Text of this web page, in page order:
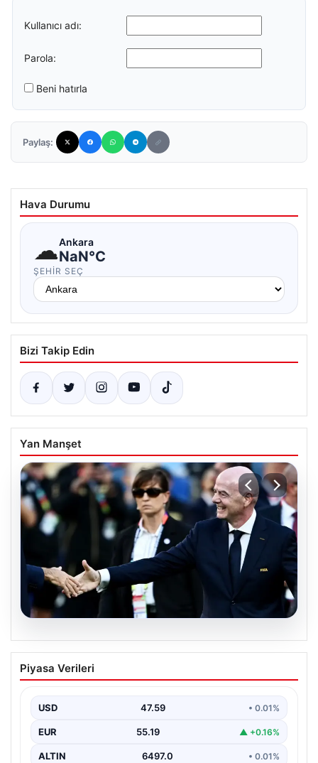
Kullanıcı adı:
Parola:
Beni hatırla
Paylaş:
Hava Durumu
☁Ankara
NaN°C
ŞEHIR SEÇ
Bizi Takip Edin
Yan Manşet
04.08.2026
Ürdün Futbol Federasyonu
Başkanı’ndan FIFA Başkanı’na Sert
Ürdün Futbol Federasyonu (JFA) Başkanı Ali Bin Al-
Piyasa Verileri
USD 47.59 • 0.01%
EUR 55.19 ▲ +0.16%
ALTIN 6497.0 • 0.01%